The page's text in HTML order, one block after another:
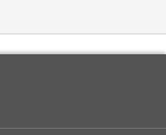
14.12.2017